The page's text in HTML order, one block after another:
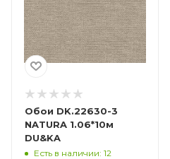
Обои DK.22630-3
NATURA 1.06*10м
DU&KA
Есть в наличии: 12